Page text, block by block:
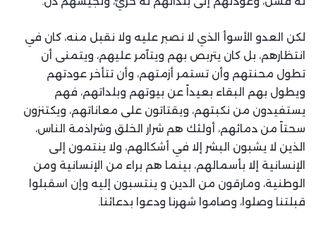
لكن العدو الأسوأ الذي لا نصبر عليه ولا نقبل منه، كان في
انتظارهم، بل كان يتربص بهم ويتآمر عليهم، ويتمنى أن
تطول محنتهم وأن تستمر أزمتهم، وأن تتأخر عودتهم
ويطول بهم البقاء بعيداً عن بيوتهم وبلداتهم، فهم
يستفيدون من نكبتهم، ويقتاتون على معاناتهم، ويكتنزون
سحتاً من دمائهم، أولئك هم شرار الخلق وشراذمة الناس،
الذين لا يشبون البشر إلا في أشكالهم، ولا ينتمون إلى
الإنسانية إلا بأسمالهم، بينما هم براء من الإنسانية ومن
الوطنية، ومارقون من الدين و ينتسبون إليه وإن اسقبلوا
قبلتنا وصلوا، وصاموا شهرنا ودعوا بدعائنا.